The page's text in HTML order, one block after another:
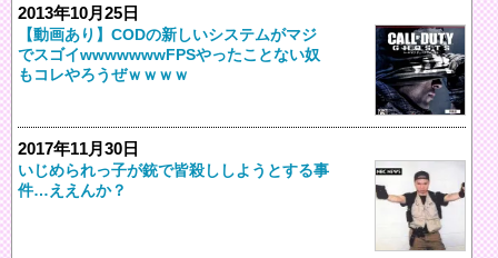
2013年10月25日
【動画あり】CODの新しいシステムがマジ
でスゴイwwwwwwwFPSやったことない奴
もコレやろうぜｗｗｗｗ
2017年11月30日
いじめられっ子が銃で皆殺ししようとする事
件…ええんか？